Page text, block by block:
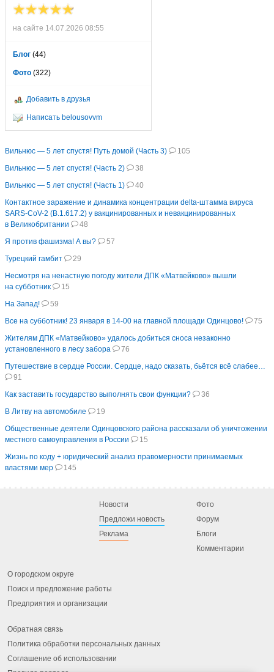
на сайте 14.07.2026 08:55
Блог (44)
Фото (322)
Добавить в друзья
Написать belousovvm
Вильнюс — 5 лет спустя! Путь домой (Часть 3)
105
Вильнюс — 5 лет спустя! (Часть 2)
38
Вильнюс — 5 лет спустя! (Часть 1)
40
Контактное заражение и динамика концентрации delta-штамма вируса
SARS-CoV-2 (B.1.617.2) у вакцинированных и невакцинированных
в Великобритании
48
Я против фашизма! А вы?
57
Турецкий гамбит
29
Несмотря на ненастную погоду жители ДПК «Матвейково» вышли
на субботник
15
На Запад!
59
Все на субботник! 23 января в 14-00 на главной площади Одинцово!
75
Жителям ДПК «Матвейково» удалось добиться сноса незаконно
установленного в лесу забора
76
Путешествие в сердце России. Сердце, надо сказать, бьётся всё слабее…
91
Как заставить государство выполнять свои функции?
36
В Литву на автомобиле
19
Общественные деятели Одинцовского района рассказали об уничтожении
местного самоуправления в России
15
Жизнь по коду + юридический анализ правомерности принимаемых
властями мер
145
Новости
Предложи новость
Реклама
Фото
Форум
Блоги
Комментарии
О городском округе
Поиск и предложение работы
Предприятия и организации
Обратная связь
Политика обработки персональных данных
Соглашение об использовании